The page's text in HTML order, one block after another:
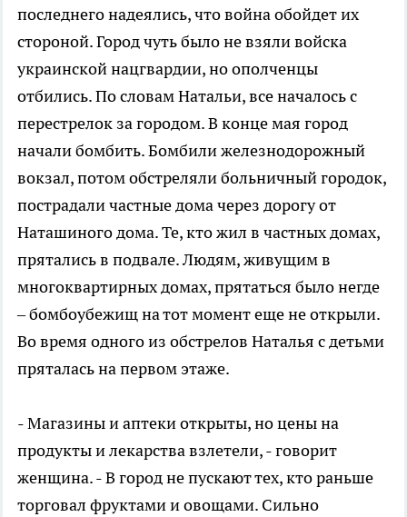
последнего надеялись, что война обойдет их
стороной. Город чуть было не взяли войска
украинской нацгвардии, но ополченцы
отбились. По словам Натальи, все началось с
перестрелок за городом. В конце мая город
начали бомбить. Бомбили железнодорожный
вокзал, потом обстреляли больничный городок,
пострадали частные дома через дорогу от
Наташиного дома. Те, кто жил в частных домах,
прятались в подвале. Людям, живущим в
многоквартирных домах, прятаться было негде
– бомбоубежищ на тот момент еще не открыли.
Во время одного из обстрелов Наталья с детьми
пряталась на первом этаже.
- Магазины и аптеки открыты, но цены на
продукты и лекарства взлетели, - говорит
женщина. - В город не пускают тех, кто раньше
торговал фруктами и овощами. Сильно